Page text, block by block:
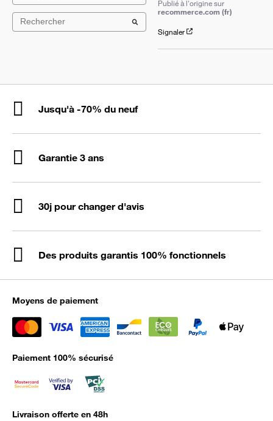
Publié à l'origine sur
recommerce.com (fr)
Signaler
Jusqu'à -70% du neuf
Garantie 3 ans
30j pour changer d'avis
Des produits garantis 100% fonctionnels
Moyens de paiement
Paiement 100% sécurisé
Livraison offerte en 48h